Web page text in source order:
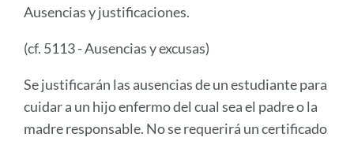
Ausencias y justificaciones.
(cf. 5113 - Ausencias y excusas)
Se justificarán las ausencias de un estudiante para
cuidar a un hijo enfermo del cual sea el padre o la
madre responsable. No se requerirá un certificado